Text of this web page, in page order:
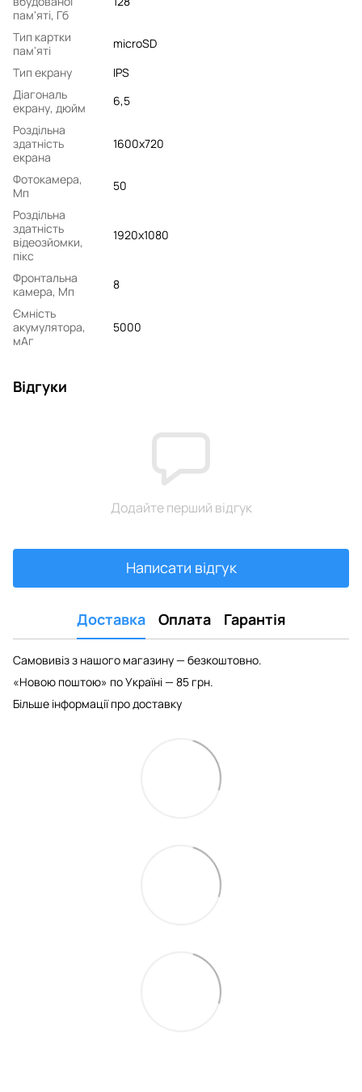
пам'яті, Гб
Тип картки
пам'яті
microSD
Тип екрану
IPS
Діагональ
екрану, дюйм
6,5
Роздільна
здатність
екрана
1600x720
Фотокамера,
Мп
50
Роздільна
здатність
відеозйомки,
пікс
1920x1080
Фронтальна
камера, Мп
8
Ємність
акумулятора,
мАг
5000
Відгуки
Додайте перший відгук
Написати відгук
Доставка Оплата Гарантія
Самовивіз з нашого магазину — безкоштовно.
«Новою поштою» по Україні — 85 грн.
Більше інформації про доставку